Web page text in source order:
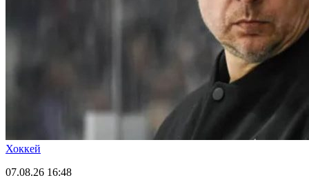
Хоккей
07.08.26 16:48